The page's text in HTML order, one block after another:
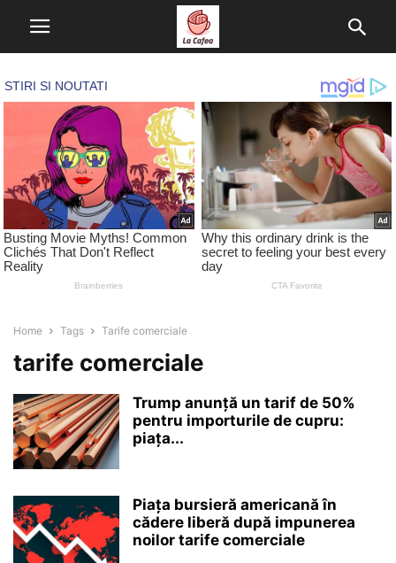
Home Tags Tarife comerciale
tarife comerciale
Trump anunță un tarif de 50%
pentru importurile de cupru:
piața...
Piața bursieră americană în
cădere liberă după impunerea
noilor tarife comerciale